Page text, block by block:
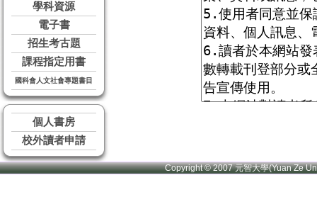
學科資源
電子書
招生考古題
課程指定用書
國科會人文社會專題書目
個人書房
校外讀者申請
Copyright © 2007 元智大學(Yuan Ze